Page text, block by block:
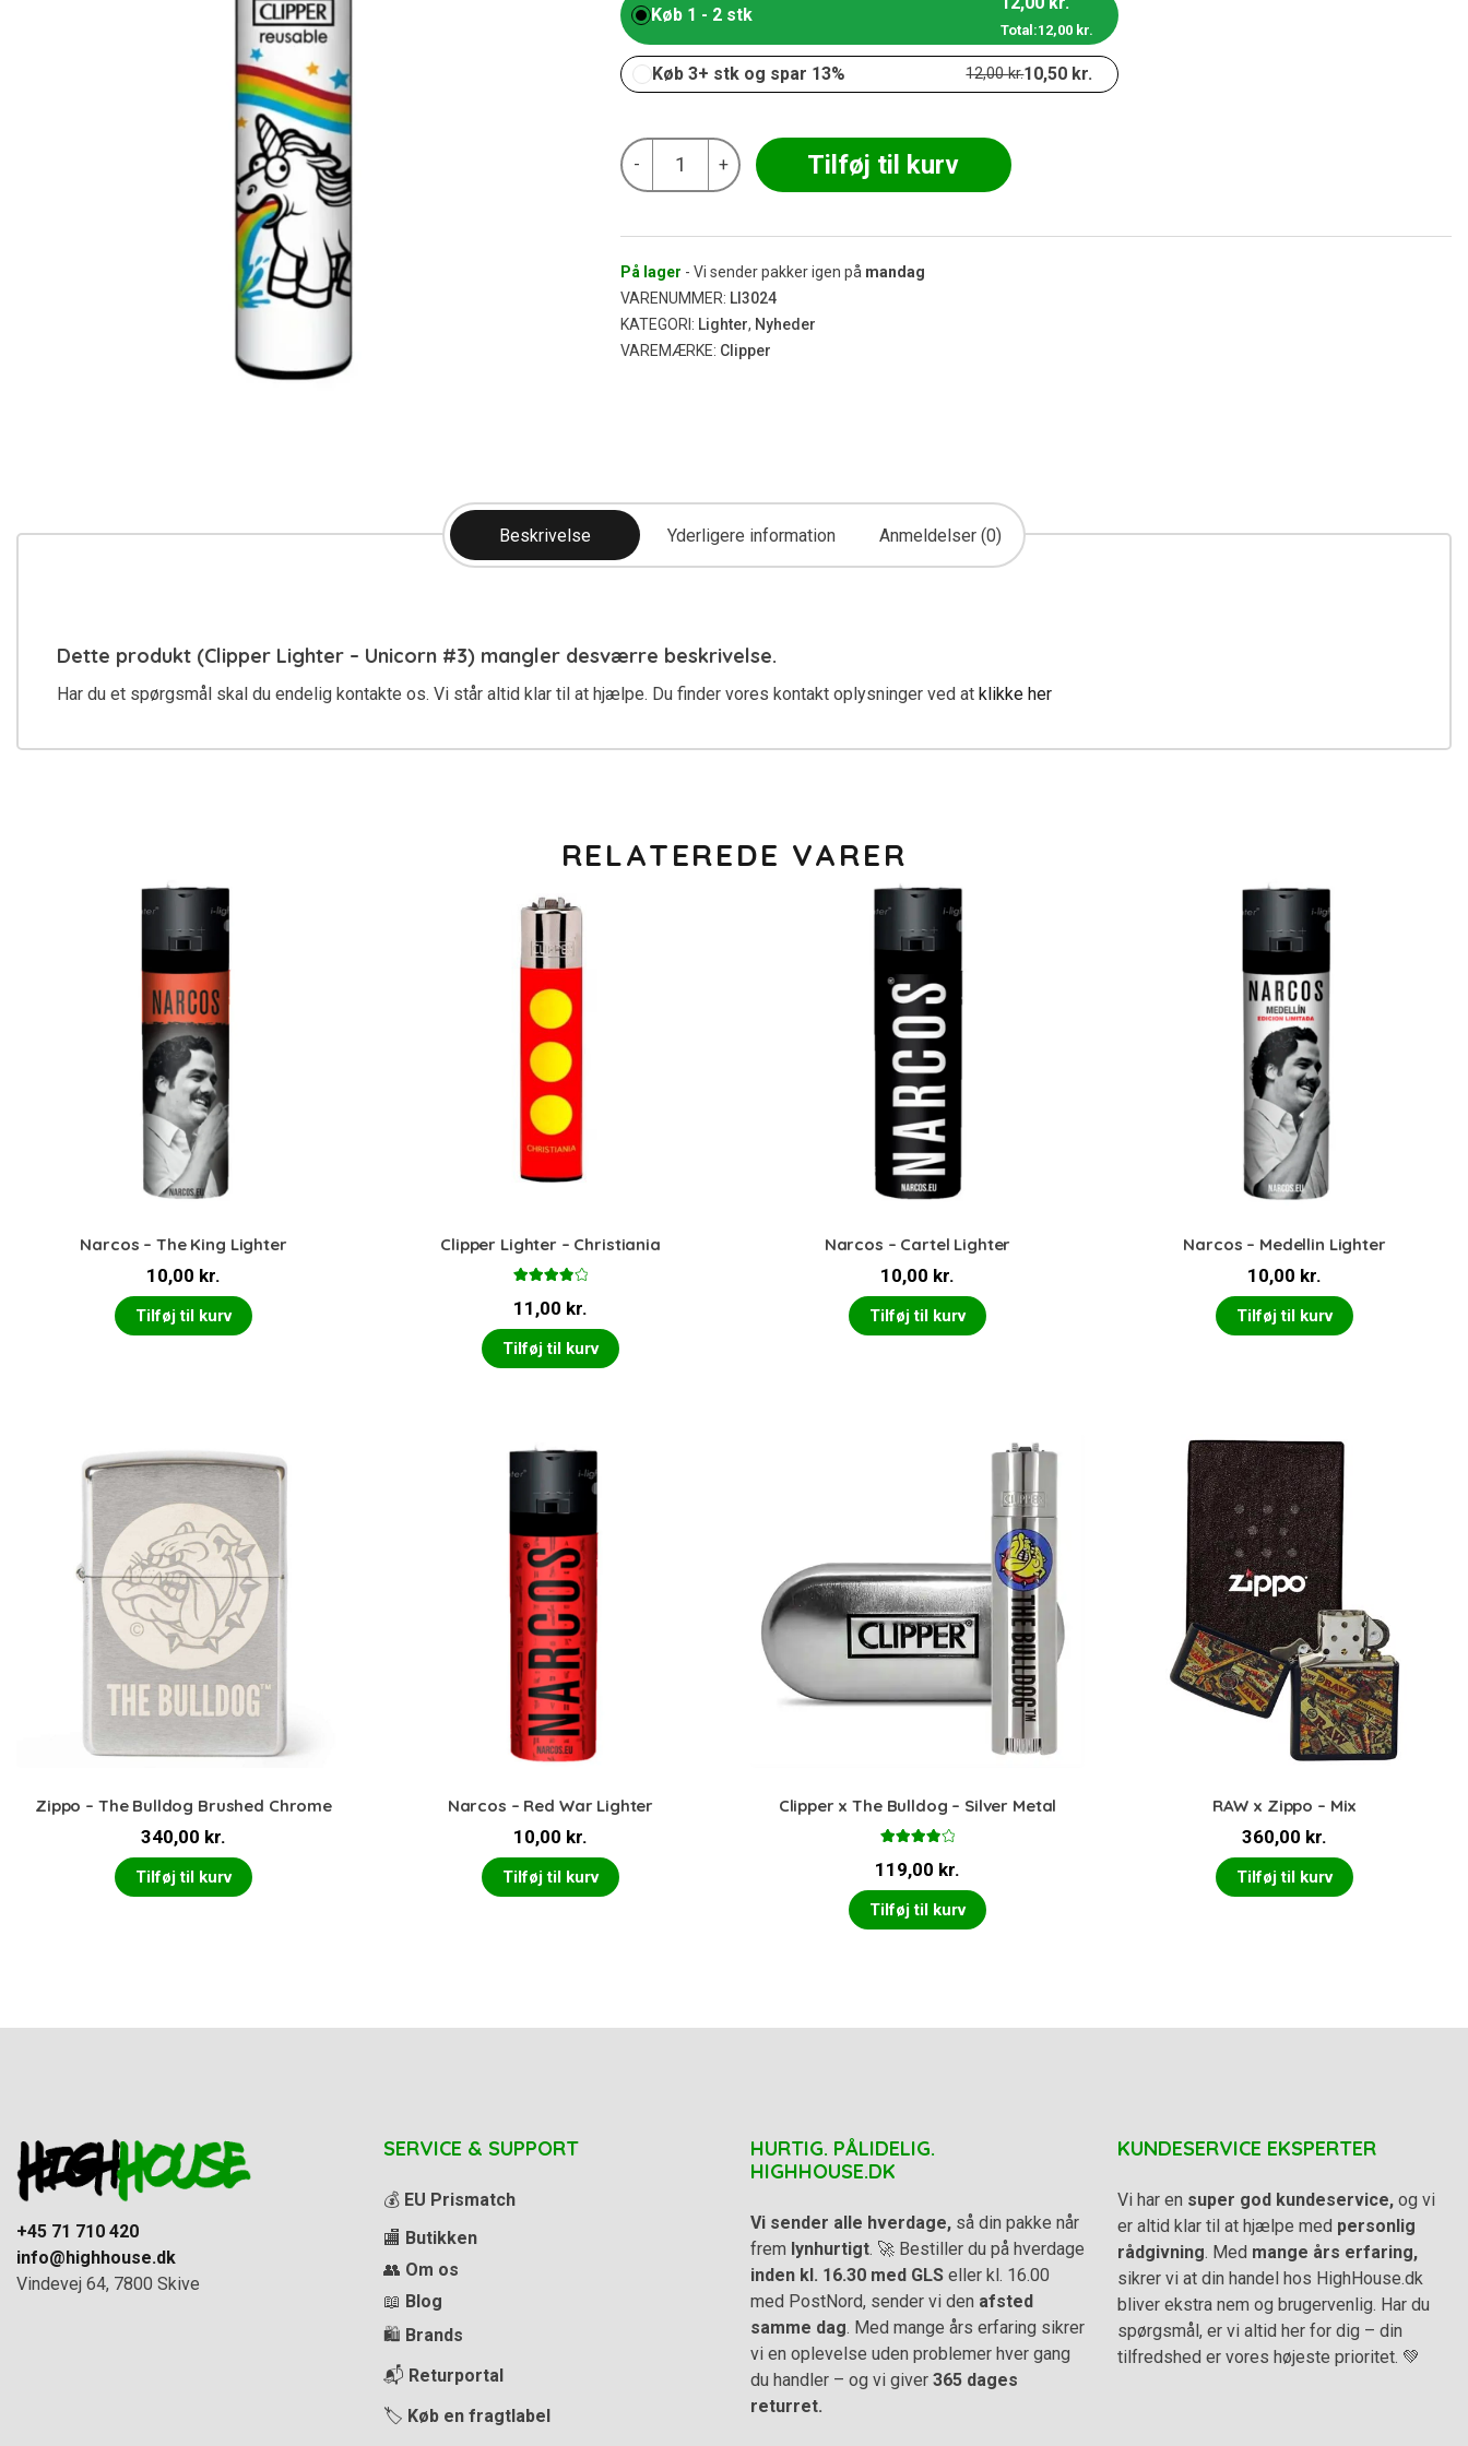
Køb 1 - 2 stk
Total:12,00 kr.
Køb 3+ stk og spar 13% 12,00kr.10,50 kr.
-
Clipper
Lighter
-
+ Tilføj til kurv
På lager - Vi sender pakker igen på mandag
VARENUMMER: LI3024
KATEGORI: Lighter, Nyheder
VAREMÆRKE: Clipper
Beskrivelse Yderligere information Anmeldelser (0)
Dette produkt (Clipper Lighter – Unicorn #3) mangler desværre beskrivelse.
Har du et spørgsmål skal du endelig kontakte os. Vi står altid klar til at hjælpe. Du finder vores kontakt oplysninger ved at klikke her
RELATEREDE VARER
Narcos – The King Lighter
10,00 kr.
Tilføj til kurv
Clipper Lighter – Christiania
4.00ud
af 5
11,00 kr.
Tilføj til kurv
Narcos – Cartel Lighter
10,00 kr.
Tilføj til kurv
Narcos – Medellin Lighter
10,00 kr.
Tilføj til kurv
Zippo – The Bulldog Brushed Chrome
340,00 kr.
Tilføj til kurv
Narcos – Red War Lighter
10,00 kr.
Tilføj til kurv
Clipper x The Bulldog – Silver Metal
4.00ud
af 5
119,00 kr.
Tilføj til kurv
RAW x Zippo – Mix
360,00 kr.
Tilføj til kurv
+45 71 710 420
info@highhouse.dk
Vindevej 64, 7800 Skive
SERVICE & SUPPORT
💰 EU Prismatch
🏬 Butikken
👥 Om os
📖 Blog
🛍️ Brands
📬 Returportal
🏷️ Køb en fragtlabel
HURTIG. PÅLIDELIG.
HIGHHOUSE.DK
Vi sender alle hverdage, så din pakke når
frem lynhurtigt. 🚀 Bestiller du på hverdage
inden kl. 16.30 med GLS eller kl. 16.00
med PostNord, sender vi den afsted
samme dag. Med mange års erfaring sikrer
vi en oplevelse uden problemer hver gang
du handler – og vi giver 365 dages
returret.
KUNDESERVICE EKSPERTER
Vi har en super god kundeservice, og vi
er altid klar til at hjælpe med personlig
rådgivning. Med mange års erfaring,
sikrer vi at din handel hos HighHouse.dk
bliver ekstra nem og brugervenlig. Har du
spørgsmål, er vi altid her for dig – din
tilfredshed er vores højeste prioritet. 💚